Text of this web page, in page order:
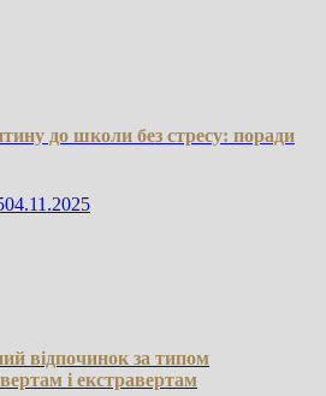
до школи без стресу: поради
04.11.2025
відпочинок за типом
і екстравертам